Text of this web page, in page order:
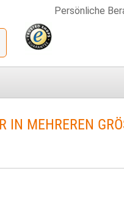
Persönliche
MEHREREN